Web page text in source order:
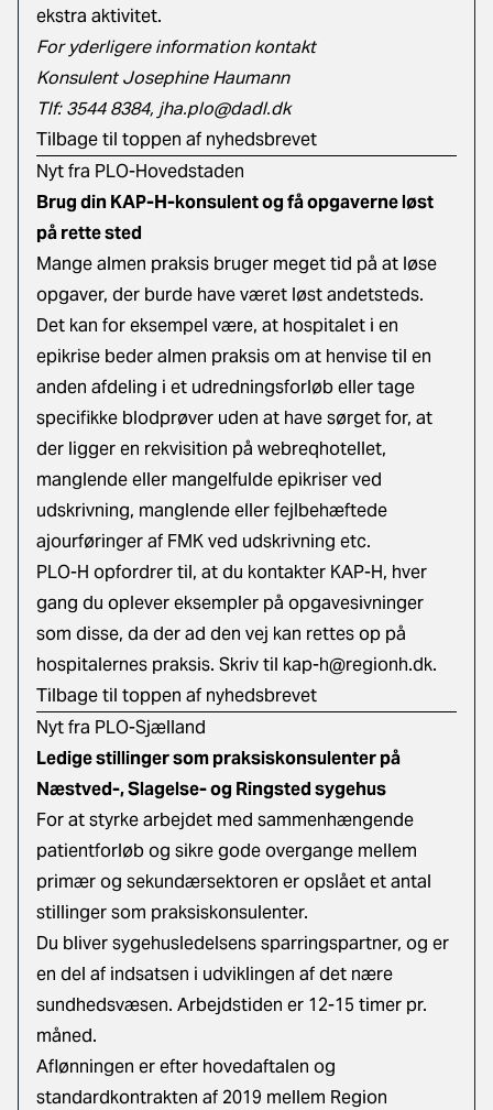
ekstra aktivitet.
For yderligere information kontakt
Konsulent Josephine Haumann
Tlf: 3544 8384, jha.plo@dadl.dk
Tilbage til toppen af nyhedsbrevet
Nyt fra PLO-Hovedstaden
Brug din KAP-H-konsulent og få opgaverne løst
på rette sted
Mange almen praksis bruger meget tid på at løse
opgaver, der burde have været løst andetsteds.
Det kan for eksempel være, at hospitalet i en
epikrise beder almen praksis om at henvise til en
anden afdeling i et udredningsforløb eller tage
specifikke blodprøver uden at have sørget for, at
der ligger en rekvisition på webreqhotellet,
manglende eller mangelfulde epikriser ved
udskrivning, manglende eller fejlbehæftede
ajourføringer af FMK ved udskrivning etc.
PLO-H opfordrer til, at du kontakter KAP-H, hver
gang du oplever eksempler på opgavesivninger
som disse, da der ad den vej kan rettes op på
hospitalernes praksis. Skriv til kap-h@regionh.dk.
Tilbage til toppen af nyhedsbrevet
Nyt fra PLO-Sjælland
Ledige stillinger som praksiskonsulenter på
Næstved-, Slagelse- og Ringsted sygehus
For at styrke arbejdet med sammenhængende
patientforløb og sikre gode overgange mellem
primær og sekundærsektoren er opslået et antal
stillinger som praksiskonsulenter.
Du bliver sygehusledelsens sparringspartner, og er
en del af indsatsen i udviklingen af det nære
sundhedsvæsen. Arbejdstiden er 12-15 timer pr.
måned.
Aflønningen er efter hovedaftalen og
standardkontrakten af 2019 mellem Region